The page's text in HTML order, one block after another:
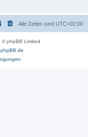
Alle Zeiten sind UTC+02:00
© phpBB Limited
phpBB.de